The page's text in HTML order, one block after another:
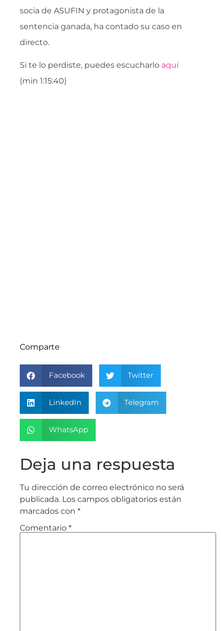
socia de ASUFIN y protagonista de la
sentencia ganada, ha contado su caso en
directo.
Si te lo perdiste, puedes escucharlo aquí
(min 1:15:40)
Comparte
Facebook Twitter
LinkedIn Telegram
WhatsApp
Deja una respuesta
Tu dirección de correo electrónico no será
publicada. Los campos obligatorios están
marcados con *
Comentario *